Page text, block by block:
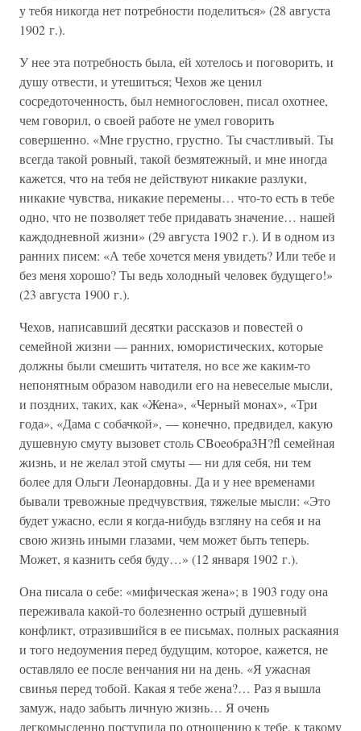
у тебя никогда нет потребности поделиться» (28 августа
1902 г.).
У нее эта потребность была, ей хотелось и поговорить, и
душу отвести, и утешиться; Чехов же ценил
сосредоточенность, был немногословен, писал охотнее,
чем говорил, о своей работе не умел говорить
совершенно. «Мне грустно, грустно. Ты счастливый. Ты
всегда такой ровный, такой безмятежный, и мне иногда
кажется, что на тебя не действуют никакие разлуки,
никакие чувства, никакие перемены… что-то есть в тебе
одно, что не позволяет тебе придавать значение… нашей
каждодневной жизни» (29 августа 1902 г.). И в одном из
ранних писем: «А тебе хочется меня увидеть? Или тебе и
без меня хорошо? Ты ведь холодный человек будущего!»
(23 августа 1900 г.).
Чехов, написавший десятки рассказов и повестей о
семейной жизни — ранних, юмористических, которые
должны были смешить читателя, но все же каким-то
непонятным образом наводили его на невеселые мысли,
и поздних, таких, как «Жена», «Черный монах», «Три
года», «Дама с собачкой», — конечно, предвидел, какую
душевную смуту вызовет столь CBoeo6pa3H?fl семейная
жизнь, и не желал этой смуты — ни для себя, ни тем
более для Ольги Леонардовны. Да и у нее временами
бывали тревожные предчувствия, тяжелые мысли: «Это
будет ужасно, если я когда-нибудь взгляну на себя и на
свою жизнь иными глазами, чем может быть теперь.
Может, я казнить себя буду…» (12 января 1902 г.).
Она писала о себе: «мифическая жена»; в 1903 году она
переживала какой-то болезненно острый душевный
конфликт, отразившийся в ее письмах, полных раскаяния
и того недоумения перед будущим, которое, кажется, не
оставляло ее после венчания ни на день. «Я ужасная
свинья перед тобой. Какая я тебе жена?… Раз я вышла
замуж, надо забыть личную жизнь… Я очень
легкомысленно поступила по отношению к тебе, к такому